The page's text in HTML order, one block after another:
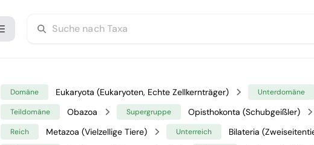
Domäne Eukaryota (Eukaryoten, Echte Zellkernträger) Unterdomäne
Teildomäne Obazoa Supergruppe Opisthokonta (Schubgeißler)
Reich Metazoa (Vielzellige Tiere) Unterreich Bilateria